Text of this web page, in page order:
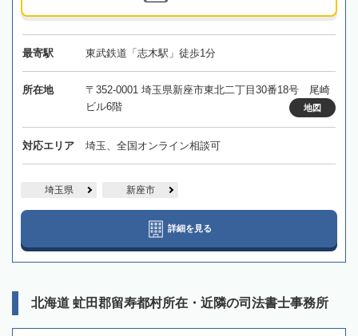
最寄駅 東武鉄道「志木駅」徒歩1分
所在地
〒352-0001 埼玉県新座市東北二丁目30番18号 尾崎
ビル6階
地図
対応エリア 埼玉、全国オンライン相談可
埼玉県 新座市
詳細を見る
北海道 虻田郡留寿都村所在・近隣の司法書士事務所